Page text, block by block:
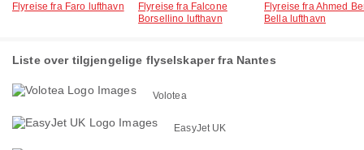
Flyreise fra Faro lufthavn
Flyreise fra Falcone
Borsellino lufthavn
Flyreise fra Ahmed
Bella lufthavn
Liste over tilgjengelige flyselskaper fra Nantes
Volotea
EasyJet UK